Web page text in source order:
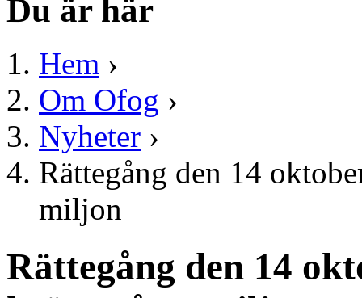
Du är här
Hem ›
Om Ofog ›
Nyheter ›
Rättegång den 14
miljon
Rättegång den 14